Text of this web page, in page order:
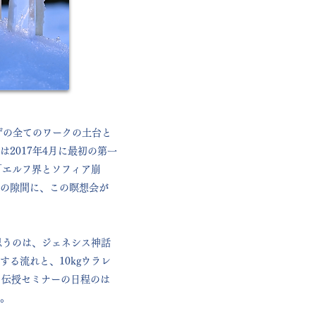
全てのワークの土台と
2017年4月に最初の第一
ルフ界とソフィア崩
隙間に、この瞑想会が
のは、ジェネシス神話
る流れと、10kgウラレ
授セミナーの日程のは